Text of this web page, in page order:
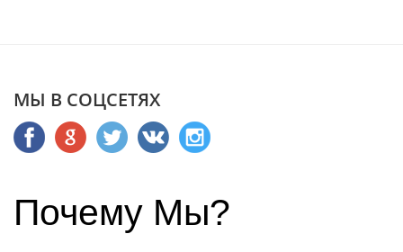
МЫ В СОЦСЕТЯХ
Почему Мы?